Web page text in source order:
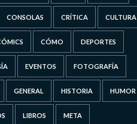
CONSOLAS CRÍTICA CULTURA
CÓMO DEPORTES
EVENTOS FOTOGRAFÍA
GENERAL HISTORIA HUMOR
LIBROS META